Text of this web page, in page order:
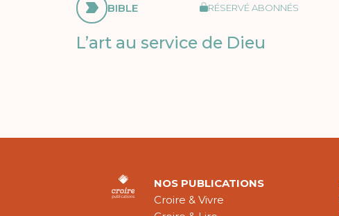
BIBLE RÉSERVÉ ABONNÉS
L’art au service de Dieu
NOS PUBLICATIONS
Croire & Vivre